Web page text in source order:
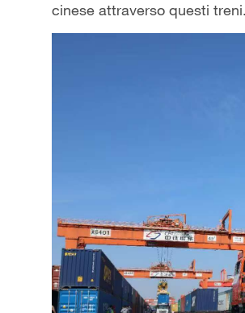
cinese attraverso questi treni.